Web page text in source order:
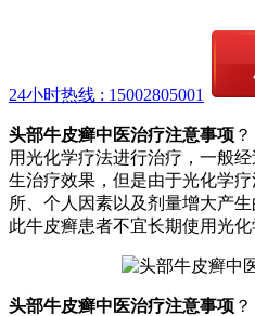
24小时热线 : 15002805001
头部牛皮癣中医治疗注意事项
用光化学疗法进行治疗，一般
生治疗效果，但是由于光化学
所、个人因素以及剂量增大产
此牛皮癣患者不宜长期使用光化
头部牛皮癣中医治疗注意事项 ？